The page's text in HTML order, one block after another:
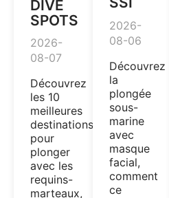
DIVE
SPOTS
2026-
08-07
Découvrez
les 10
meilleures
destinations
pour
plonger
avec les
requins-
marteaux,
2026-
08-06
Découvrez
la
plongée
sous-
marine
avec
masque
facial,
comment
ce